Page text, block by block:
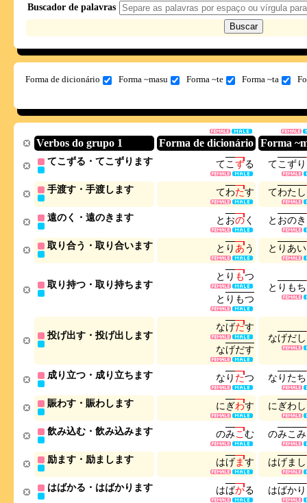
Buscador de palavras
Forma de dicionário Forma ~masu Forma ~te Forma ~ta
Verbos do grupo 1 Forma de dicionário Forma
てこずる・てこずります てこ ずる てこ ずり
手渡す・手渡します てわたす てわた し
遠のく・遠のきます と おのく と おのき
取り合う・取り合います と り あう と り あい
取り持つ・取り持ちます
と り もつ
と り もつ
と り もち
投げ出す・投げ出します
なげだす
なげだす
なげだし
成り立つ・成り立ちます な り たつ な り たち
賑わす・賑わします に ぎわす に ぎわ し
飲み込む・飲み込みます のみこむ のみこ み
励ます・励まします はげます はげま し
はばかる・はばかります はばかる はばかり